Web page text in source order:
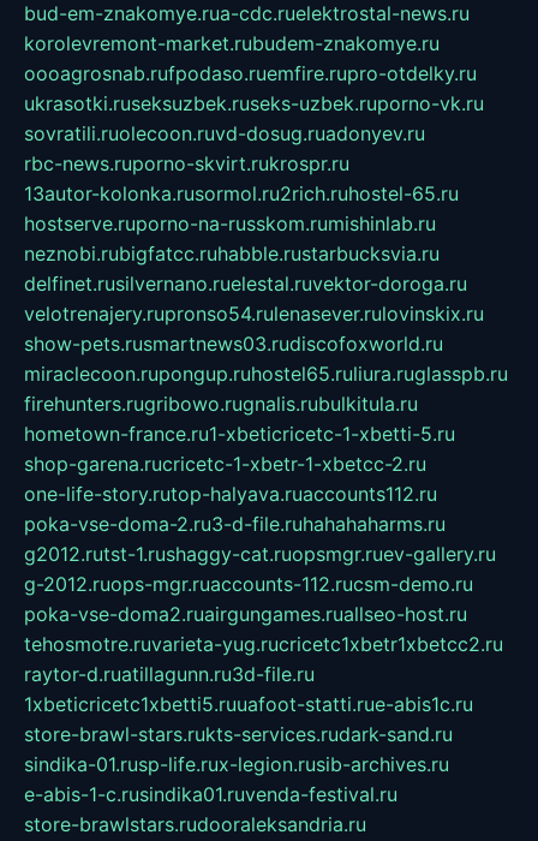
bud-em-znakomye.rua-cdc.ruelektrostal-news.ru
korolevremont-market.rubudem-znakomye.ru
oooagrosnab.rufpodaso.ruemfire.rupro-otdelky.ru
ukrasotki.ruseksuzbek.ruseks-uzbek.ruporno-vk.ru
sovratili.ruolecoon.ruvd-dosug.ruadonyev.ru
rbc-news.ruporno-skvirt.rukrospr.ru
13autor-kolonka.rusormol.ru2rich.ruhostel-65.ru
hostserve.ruporno-na-russkom.rumishinlab.ru
neznobi.rubigfatcc.ruhabble.rustarbucksvia.ru
delfinet.rusilvernano.ruelestal.ruvektor-doroga.ru
velotrenajery.rupronso54.rulenasever.rulovinskix.ru
show-pets.rusmartnews03.rudiscofoxworld.ru
miraclecoon.rupongup.ruhostel65.ruliura.ruglasspb.ru
firehunters.rugribowo.rugnalis.rubulkitula.ru
hometown-france.ru1-xbeticricetc-1-xbetti-5.ru
shop-garena.rucricetc-1-xbetr-1-xbetcc-2.ru
one-life-story.rutop-halyava.ruaccounts112.ru
poka-vse-doma-2.ru3-d-file.ruhahahaharms.ru
g2012.rutst-1.rushaggy-cat.ruopsmgr.ruev-gallery.ru
g-2012.ruops-mgr.ruaccounts-112.rucsm-demo.ru
poka-vse-doma2.ruairgungames.ruallseo-host.ru
tehosmotre.ruvarieta-yug.rucricetc1xbetr1xbetcc2.ru
raytor-d.ruatillagunn.ru3d-file.ru
1xbeticricetc1xbetti5.ruuafoot-statti.rue-abis1c.ru
store-brawl-stars.rukts-services.rudark-sand.ru
sindika-01.rusp-life.rux-legion.rusib-archives.ru
e-abis-1-c.rusindika01.ruvenda-festival.ru
store-brawlstars.rudooraleksandria.ru